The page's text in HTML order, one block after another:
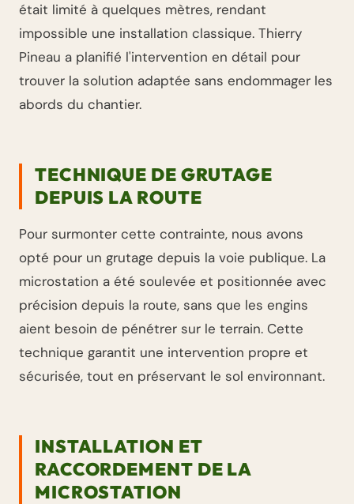
était limité à quelques mètres, rendant
impossible une installation classique. Thierry
Pineau a planifié l'intervention en détail pour
trouver la solution adaptée sans endommager les
abords du chantier.
TECHNIQUE DE GRUTAGE
DEPUIS LA ROUTE
Pour surmonter cette contrainte, nous avons
opté pour un grutage depuis la voie publique. La
microstation a été soulevée et positionnée avec
précision depuis la route, sans que les engins
aient besoin de pénétrer sur le terrain. Cette
technique garantit une intervention propre et
sécurisée, tout en préservant le sol environnant.
INSTALLATION ET
RACCORDEMENT DE LA
MICROSTATION